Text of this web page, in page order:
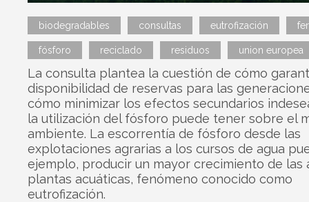
biodegradables consultas eutrofización
fósforo reciclado residuos union europea
La consulta plantea la cuestión de cómo
disponibilidad de reservas para las
cómo minimizar los efectos secundarios
la utilización del fósforo puede tener sobre el
ambiente. La escorrentía de fósforo desde las
explotaciones agrarias a los cursos de agua
ejemplo, producir un mayor crecimiento de las
plantas acuáticas, fenómeno conocido como
eutrofización.